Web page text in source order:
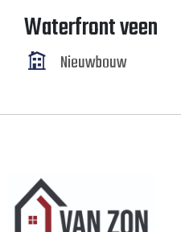
Waterfront veen
Nieuwbouw